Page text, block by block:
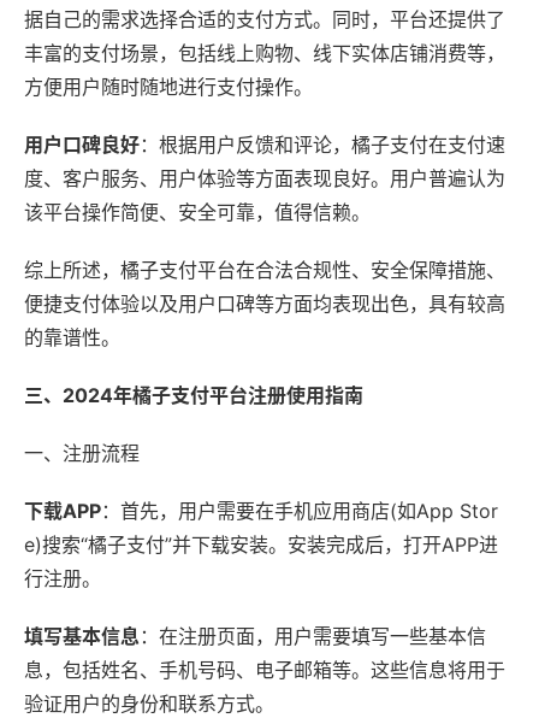
据自己的需求选择合适的支付方式。同时，平台还提供了
丰富的支付场景，包括线上购物、线下实体店铺消费等，
方便用户随时随地进行支付操作。
用户口碑良好：根据用户反馈和评论，橘子支付在支付速
度、客户服务、用户体验等方面表现良好。用户普遍认为
该平台操作简便、安全可靠，值得信赖。
综上所述，橘子支付平台在合法合规性、安全保障措施、
便捷支付体验以及用户口碑等方面均表现出色，具有较高
的靠谱性。
三、2024年橘子支付平台注册使用指南
一、注册流程
下载APP：首先，用户需要在手机应用商店(如App Stor
e)搜索“橘子支付”并下载安装。安装完成后，打开APP进
行注册。
填写基本信息：在注册页面，用户需要填写一些基本信
息，包括姓名、手机号码、电子邮箱等。这些信息将用于
验证用户的身份和联系方式。